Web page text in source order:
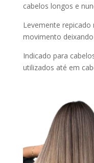
cabelos longos e
Levemente
movimento
Indicado para
utilizados até em